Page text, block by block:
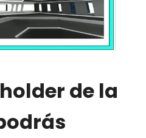
de la